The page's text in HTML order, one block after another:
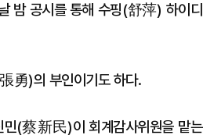
밤 공시를 통해 수핑(舒萍) 하이디
勇)의 부인이기도 하다.
(蔡新民)이 회계감사위원을 맡는